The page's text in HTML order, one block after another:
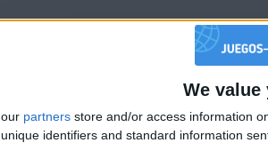
We
partners store and/or access information
identifiers and standard information
🇺🇸 We noticed
an English-